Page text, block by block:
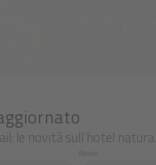
le novità sull’hotel natura.
Nome